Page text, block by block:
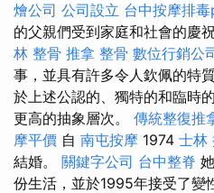
燴公司 公司設立 台中按摩排
的父親們受到家庭和社會的慶
林 整骨 推拿 整骨 數位行銷公
事，並具有許多令人欽佩的特
於上述公認的、獨特的和臨時
更高的抽象層次。 傳統整復推
摩平價 自 南屯按摩 1974 士林
結婚。 關鍵字公司 台中整脊
份生活，並於1995年接受了變